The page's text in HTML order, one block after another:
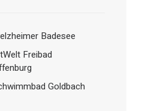
Badesee
Freibad
Goldbach